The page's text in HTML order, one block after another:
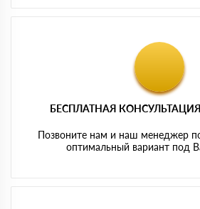
БЕСПЛАТНАЯ
Позвоните нам и наш менеджер
оптимальный вариант под